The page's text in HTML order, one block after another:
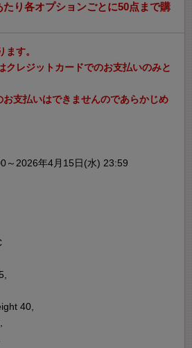
り各オプションごとに50点まで購
す。
クレジットカードでのお支払いのみと
支払いはできませんのであらかじめ
～2026年4月15日(水) 23:59
40,